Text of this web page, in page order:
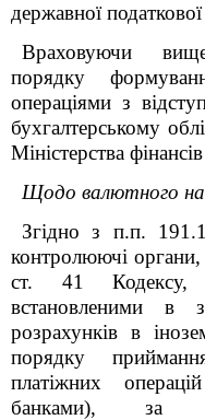
державної
Враховуючи
порядку
операціями з
бухгалтерському
Міністерства
Щодо валютного
Згідно з п.п. 191
контролюючі
ст. 41 Кодексу,
встановленими в
розрахунків в
порядку
платіжних
банками), за